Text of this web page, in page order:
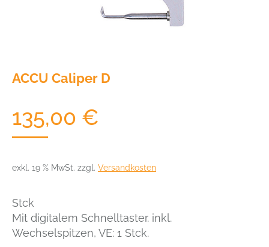
ACCU Caliper D
135,00 €
exkl. 19 % MwSt. zzgl. Versandkosten
Stck
Mit digitalem Schnelltaster. inkl.
Wechselspitzen, VE: 1 Stck.